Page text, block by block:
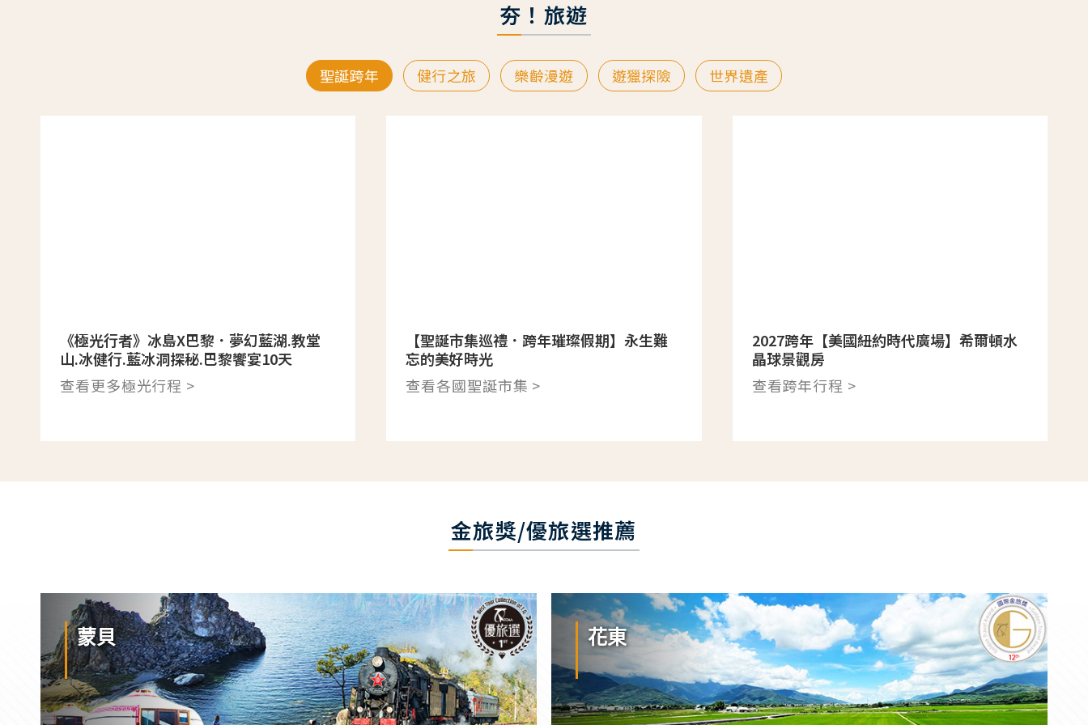
夯！旅遊
聖誕跨年 健行之旅 樂齡漫遊 遊獵探險 世界遺產
《極光行者》冰島X巴黎．夢幻藍湖.教堂
山.冰健行.藍冰洞探秘.巴黎饗宴10天
查看更多極光行程 >
【聖誕市集巡禮．跨年璀璨假期】永生難
忘的美好時光
查看各國聖誕市集 >
2027跨年【美國紐約時代廣場】希爾頓水
晶球景觀房
查看跨年行程 >
金旅獎/優旅選推薦
蒙貝 花東